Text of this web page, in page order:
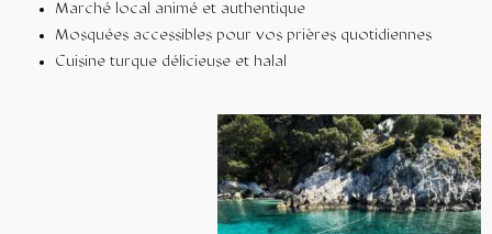
Marché local animé et authentique
Mosquées accessibles pour vos prières quotidiennes
Cuisine turque délicieuse et halal